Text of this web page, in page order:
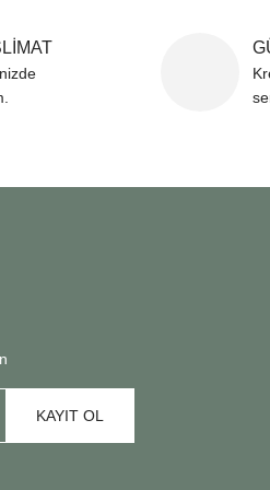
KAYIT OL